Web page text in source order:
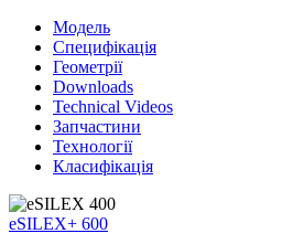
Модель
Специфікація
Геометрії
Downloads
Technical Videos
Запчастини
Технології
Класифікація
eSILEX+ 600